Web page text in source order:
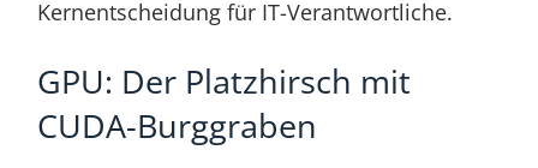
Kernentscheidung für IT-Verantwortliche.
GPU: Der Platzhirsch mit
CUDA-Burggraben